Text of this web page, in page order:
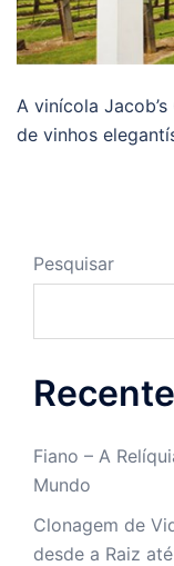
A vinícola
de vinhos
Pesquisar
Fiano – A
Mundo
Clonagem de
desde a Raiz